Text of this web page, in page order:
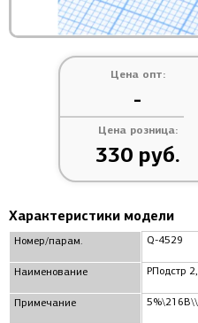
Цена опт:
-
Цена розница:
330 руб.
Характеристики модели
Номер/парам.
Наименование
Примечание
Q-4529
РПодстр